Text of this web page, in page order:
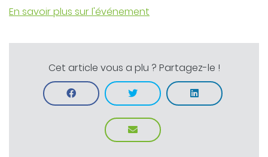
En savoir plus sur l'événement
Cet article vous a plu ? Partagez-le !